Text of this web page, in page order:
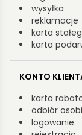
wysyłka
reklamacje
karta
karta
KONTO
karta
odbiór
logowanie